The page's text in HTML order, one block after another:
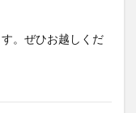
。ぜひお越しくだ